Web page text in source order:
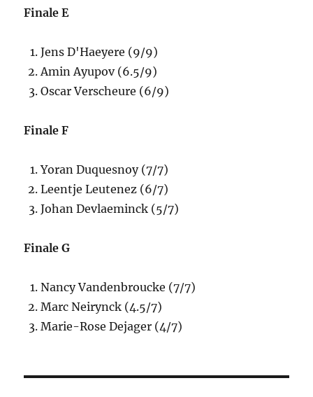
Finale E
Jens D'Haeyere (9/9)
Amin Ayupov (6.5/9)
Oscar Verscheure (6/9)
Finale F
Yoran Duquesnoy (7/7)
Leentje Leutenez (6/7)
Johan Devlaeminck (5/7)
Finale G
Nancy Vandenbroucke (7/7)
Marc Neirynck (4.5/7)
Marie-Rose Dejager (4/7)